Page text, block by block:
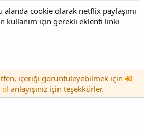
cookie olarak netflix paylaşımı
kullanım için gerekli eklenti linki
içeriği görüntüleyebilmek için
ol anlayışınız için teşekkürler.